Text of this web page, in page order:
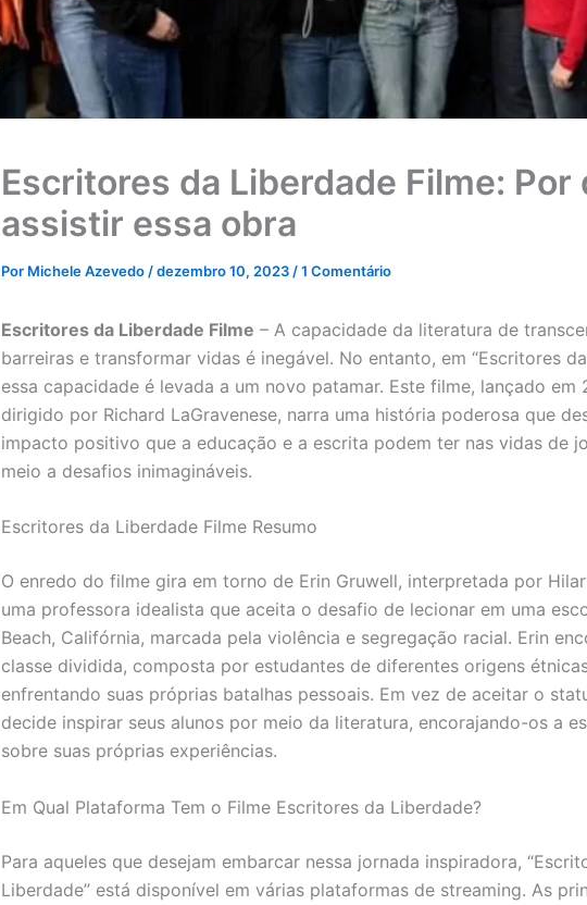
Escritores da Liberdade Filme: Por
assistir essa obra
Por Michele Azevedo /dezembro 10, 2023 /1 Comentário
Escritores da Liberdade Filme – A capacidade da literatura de
barreiras e transformar vidas é inegável. No entanto, em “Escritores
essa capacidade é levada a um novo patamar. Este filme, lançado em
dirigido por Richard LaGravenese, narra uma história poderosa que
impacto positivo que a educação e a escrita podem ter nas vidas de
meio a desafios inimagináveis.
Escritores da Liberdade Filme Resumo
O enredo do filme gira em torno de Erin Gruwell, interpretada por
uma professora idealista que aceita o desafio de lecionar em uma
Beach, Califórnia, marcada pela violência e segregação racial. Erin
classe dividida, composta por estudantes de diferentes origens
enfrentando suas próprias batalhas pessoais. Em vez de aceitar o
decide inspirar seus alunos por meio da literatura, encorajando-os a
sobre suas próprias experiências.
Em Qual Plataforma Tem o Filme Escritores da Liberdade?
Para aqueles que desejam embarcar nessa jornada inspiradora,
Liberdade” está disponível em várias plataformas de streaming. As